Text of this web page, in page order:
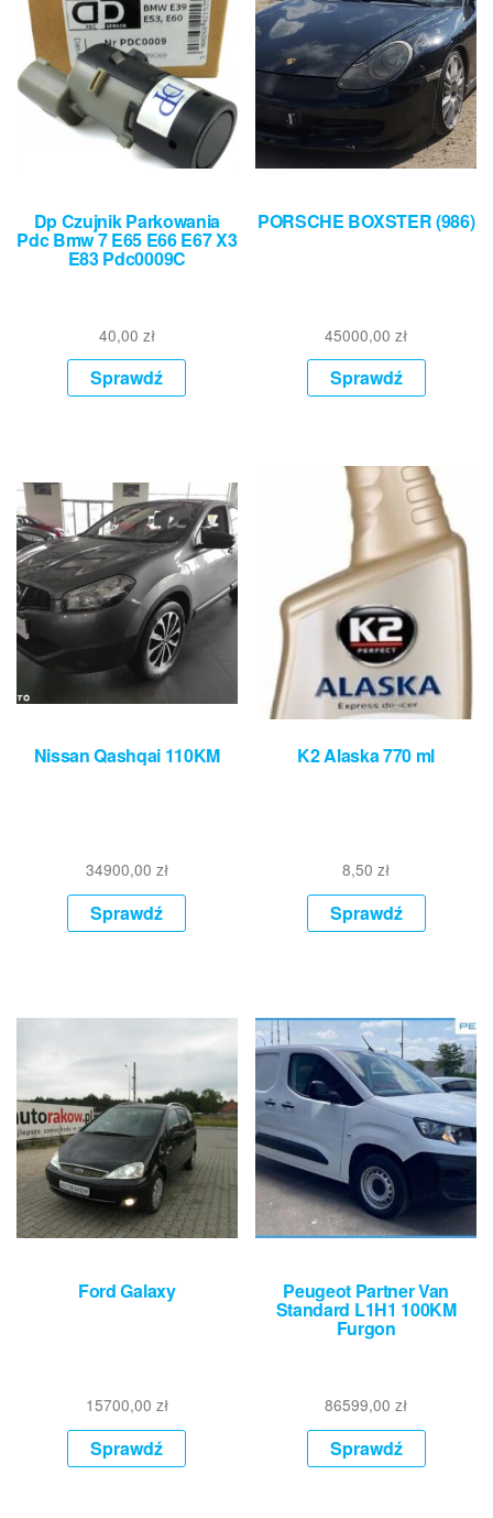
Dp Czujnik Parkowania
Pdc Bmw 7 E65 E66 E67 X3
E83 Pdc0009C
40,00 zł
Sprawdź
PORSCHE BOXSTER (986)
45000,00zł
Sprawdź
Nissan Qashqai 110KM
34900,00 zł
Sprawdź
K2 Alaska 770 ml
8,50zł
Sprawdź
Ford Galaxy
15700,00 zł
Sprawdź
Peugeot Partner Van
Standard L1H1 100KM
Furgon
86599,00zł
Sprawdź